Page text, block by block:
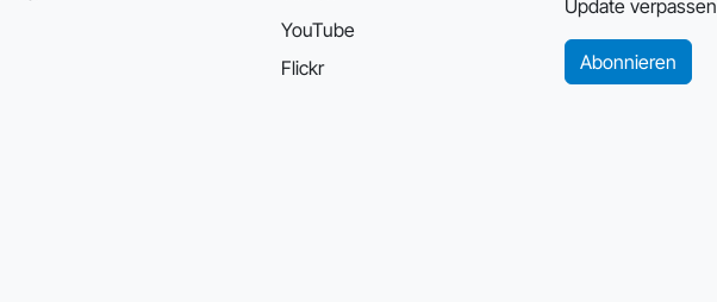
YouTube
Flickr
Update verpassen
Abonnieren